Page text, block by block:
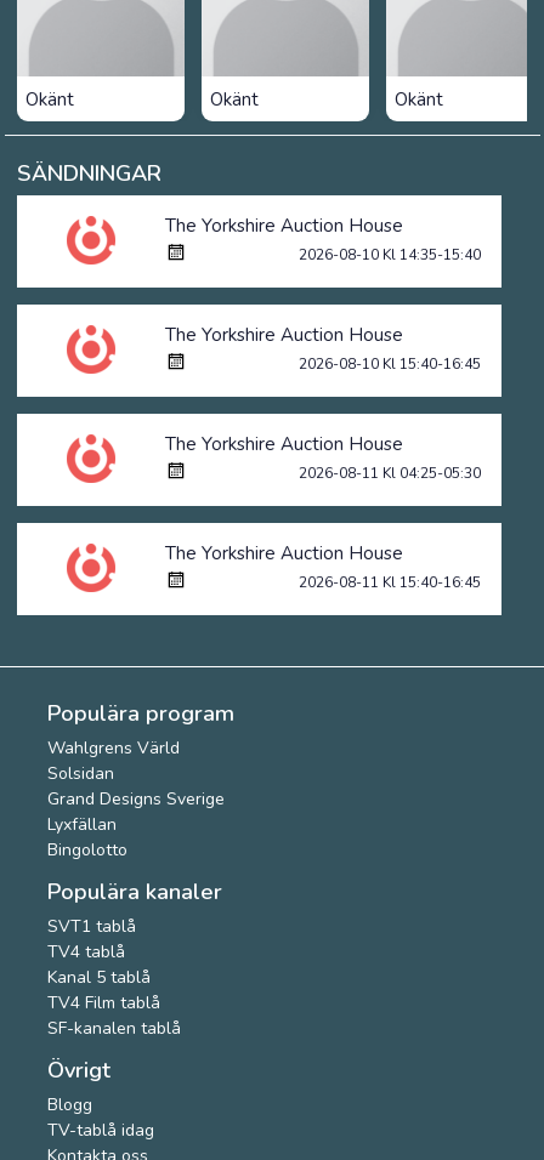
Okänt Okänt Okänt
SÄNDNINGAR
The Yorkshire Auction House
2026-08-10 Kl 14:35-15:40
The Yorkshire Auction House
2026-08-10 Kl 15:40-16:45
The Yorkshire Auction House
2026-08-11 Kl 04:25-05:30
The Yorkshire Auction House
2026-08-11 Kl 15:40-16:45
Populära program
Wahlgrens Värld
Solsidan
Grand Designs Sverige
Lyxfällan
Bingolotto
Populära kanaler
SVT1 tablå
TV4 tablå
Kanal 5 tablå
TV4 Film tablå
SF-kanalen tablå
Övrigt
Blogg
TV-tablå idag